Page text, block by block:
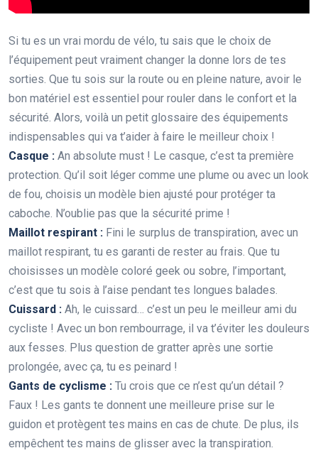
Si tu es un vrai mordu de vélo, tu sais que le choix de
l’équipement peut vraiment changer la donne lors de tes
sorties. Que tu sois sur la route ou en pleine nature, avoir le
bon matériel est essentiel pour rouler dans le confort et la
sécurité. Alors, voilà un petit glossaire des équipements
indispensables qui va t’aider à faire le meilleur choix !
Casque : An absolute must ! Le casque, c’est ta première
protection. Qu’il soit léger comme une plume ou avec un look
de fou, choisis un modèle bien ajusté pour protéger ta
caboche. N’oublie pas que la sécurité prime !
Maillot respirant : Fini le surplus de transpiration, avec un
maillot respirant, tu es garanti de rester au frais. Que tu
choisisses un modèle coloré geek ou sobre, l’important,
c’est que tu sois à l’aise pendant tes longues balades.
Cuissard : Ah, le cuissard… c’est un peu le meilleur ami du
cycliste ! Avec un bon rembourrage, il va t’éviter les douleurs
aux fesses. Plus question de gratter après une sortie
prolongée, avec ça, tu es peinard !
Gants de cyclisme : Tu crois que ce n’est qu’un détail ?
Faux ! Les gants te donnent une meilleure prise sur le
guidon et protègent tes mains en cas de chute. De plus, ils
empêchent tes mains de glisser avec la transpiration.